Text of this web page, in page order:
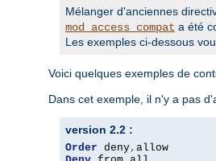
Mélanger d'anciennes
mod_access_compat a été
Les exemples ci-dessous
Voici quelques exemples de
Dans cet exemple, il n'y a pas
version 2.2 :
Order deny,